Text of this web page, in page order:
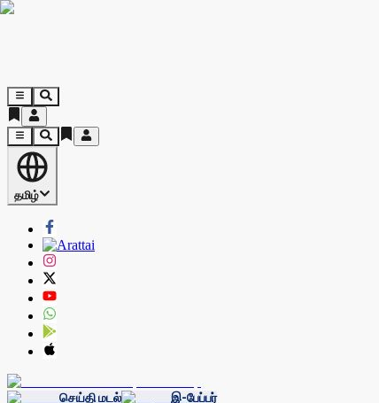
தமிழ்
செய்தி மடல் இ-பேப்பர்